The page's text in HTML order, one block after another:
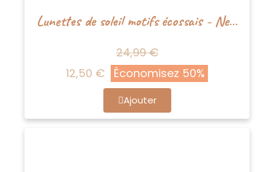
Lunettes de soleil motifs écossais - Nenina&Co
24,99 €
12,50 €
Économisez 50%
Ajouter